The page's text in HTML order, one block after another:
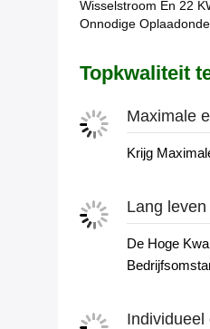
Wisselstroom En 22
Onnodige
Topkwaliteit
Maximale
Krijg
Lang leven
De Hoge
Individueel